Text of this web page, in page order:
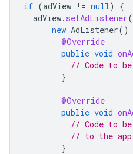
if (adView != null)
{
adView. setAdListener(
new AdListener()
@Override
public void
// Code to
}
@Override
public void
// Code to
// to the
}